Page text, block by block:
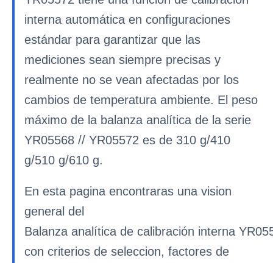
interna automática en configuraciones
estándar para garantizar que las
mediciones sean siempre precisas y
realmente no se vean afectadas por los
cambios de temperatura ambiente. El peso
máximo de la balanza analítica de la serie
YR05568 // YR05572 es de 310 g/410
g/510 g/610 g.
En esta pagina encontraras una vision
general del
Balanza analítica de calibración interna
con criterios de seleccion, factores de